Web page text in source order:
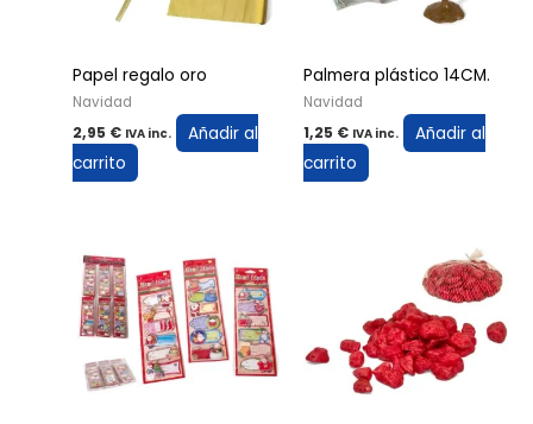
Papel regalo oro
Navidad
2,95 € IVA inc.
Añadir al
carrito
Palmera plástico 14CM.
Navidad
1,25 € IVA inc.
Añadir al
carrito